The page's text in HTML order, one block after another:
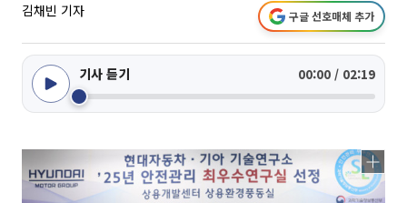
김채빈 기자 구글 선호매체 추가
기사 듣기 00:00 / 02:19